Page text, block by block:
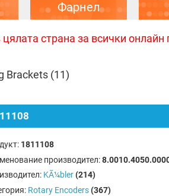
Фарнел
страна за всички
Brackets (11)
1811108
производител:
KÃ¼bler (214)
Rotary Encoders (367)